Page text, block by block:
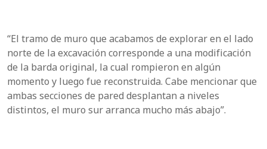
“El tramo de muro que acabamos de explorar en el lado
norte de la excavación corresponde a una modificación
de la barda original, la cual rompieron en algún
momento y luego fue reconstruida. Cabe mencionar que
ambas secciones de pared desplantan a niveles
distintos, el muro sur arranca mucho más abajo”.